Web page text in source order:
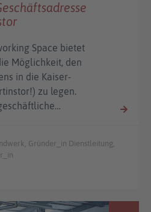
Space bietet
Möglichkeit, den
in die Kaiser-
zu legen.
Gründer_in Dienstleitung,